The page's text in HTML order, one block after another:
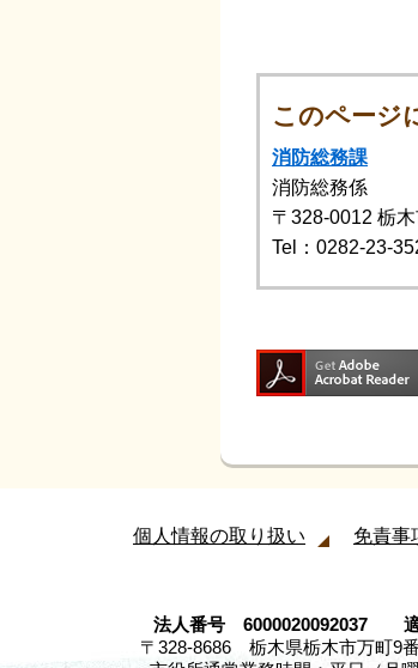
このページ
消防総務課
消防総務係
〒328-0012 栃
Tel：0282-23-
個人情報の取り扱い 免責事
法人番号 6000020092037 適
〒328-8686 栃木県栃木市万町9